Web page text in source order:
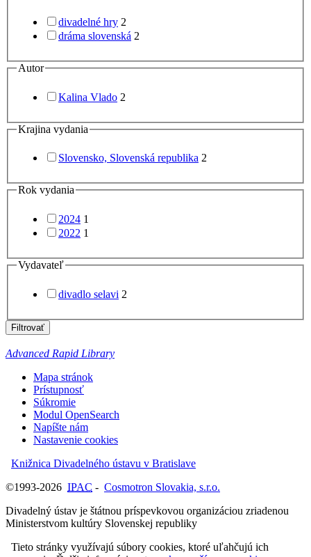
divadelné hry 2
dráma slovenská 2
Autor
Kalina Vlado 2
Krajina vydania
Slovensko, Slovenská republika 2
Rok vydania
2024 1
2022 1
Vydavateľ
divadlo selavi 2
Filtrovať
Advanced Rapid Library
Mapa stránok
Prístupnosť
Súkromie
Modul OpenSearch
Napíšte nám
Nastavenie cookies
Knižnica Divadelného ústavu v Bratislave
©1993-2026 IPAC - Cosmotron Slovakia, s.r.o.
Divadelný ústav je štátnou príspevkovou organizáciou zriadenou
Ministerstvom kultúry Slovenskej republiky
Tieto stránky využívajú súbory cookies, ktoré uľahčujú ich